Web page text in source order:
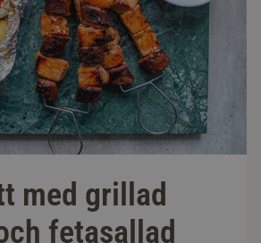
med grillad
fetasallad